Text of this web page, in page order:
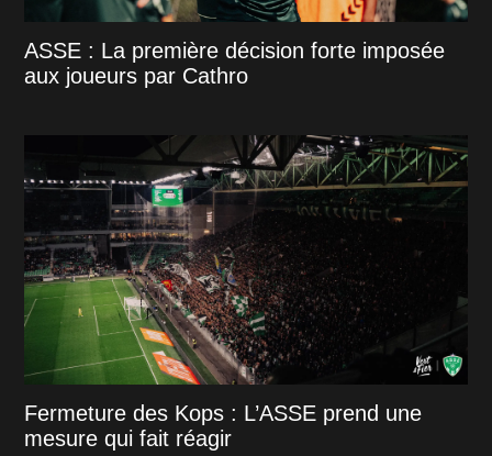
ASSE : La première décision forte imposée
aux joueurs par Cathro
Fermeture des Kops : L’ASSE prend une
mesure qui fait réagir